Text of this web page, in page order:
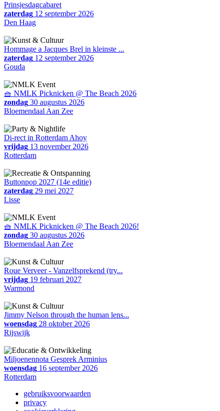
Prinsjesdagcabaret
zaterdag 12 september 2026
Den Haag
Hommage a Jacques Brel in kleinste ...
zaterdag 12 september 2026
Gouda
🧺 NMLK Picknicken @ The Beach 2026
zondag 30 augustus 2026
Bloemendaal Aan Zee
Di-rect in Rotterdam Ahoy
vrijdag 13 november 2026
Rotterdam
Buttonpop 2027 (14e editie)
zaterdag 29 mei 2027
Lisse
🧺 NMLK Picknicken @ The Beach 2026!
zondag 30 augustus 2026
Bloemendaal Aan Zee
Roue Verveer - Vanzelfsprekend (try...
vrijdag 19 februari 2027
Warmond
Jimmy Nelson through the human lens...
woensdag 28 oktober 2026
Rijswijk
Miljoenennota Gesprek Arminius
woensdag 16 september 2026
Rotterdam
gebruiksvoorwaarden
privacy